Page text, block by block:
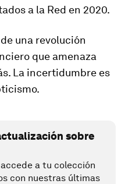
a la Red en 2020.
una revolución
que amenaza
La incertidumbre es
sobre
a tu colección
con nuestras últimas